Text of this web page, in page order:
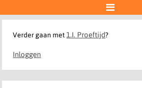

Verder gaan met1.I. Proeftijd?
Inloggen